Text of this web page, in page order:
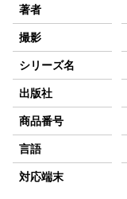
著者
撮影
シリーズ名
出版社
商品番号
言語
対応端末